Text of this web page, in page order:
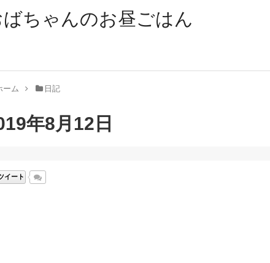
ばちゃんのお昼ごはん
ーム 日記
年8月12日
イート